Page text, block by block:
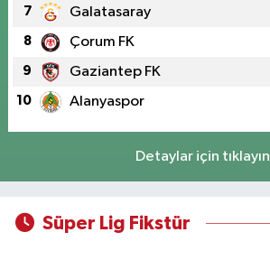
7 Galatasaray
8 Çorum FK
9 Gaziantep FK
10 Alanyaspor
Detaylar için tıklayın
Süper Lig Fikstür